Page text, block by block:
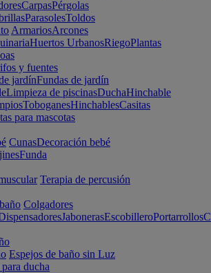
CarpasPérgolas
ParasolesToldos
ArmariosArcones
Huertos UrbanosRiegoPlantas
y fuentes
jardínFundas de jardín
Limpieza de piscinasDuchaHinchable
ToboganesHinchablesCasitas
para mascotas
CunasDecoración bebé
Funda
Terapia de percusión
Colgadores
JabonerasEscobilleroPortarrollos
Espejos de baño sin Luz
ducha